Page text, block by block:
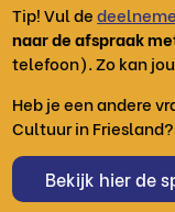
Tip! Vul de
naar de afspraak
telefoon). Zo kan
Heb je een andere
Cultuur in
Bekijk hier de